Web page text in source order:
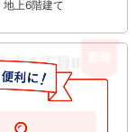
地上6階建て
吉５丁目II 新